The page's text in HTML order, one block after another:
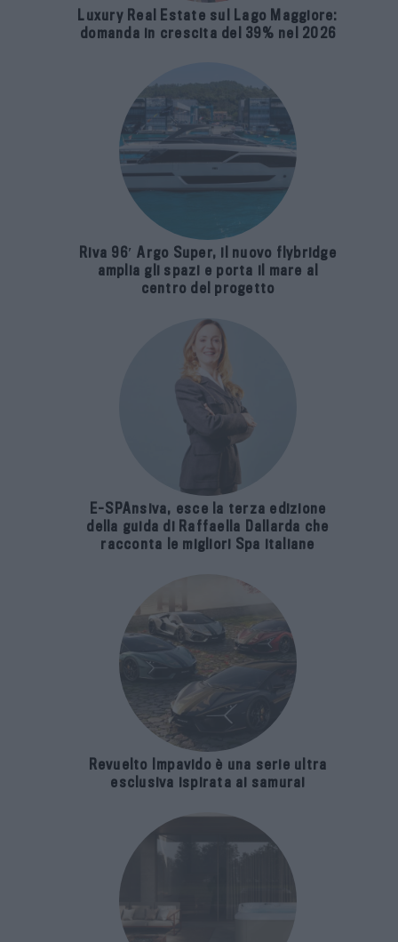
Luxury Real Estate sul Lago Maggiore:
domanda in crescita del 39% nel 2026
Riva 96′ Argo Super, il nuovo flybridge
amplia gli spazi e porta il mare al
centro del progetto
E-SPAnsiva, esce la terza edizione
della guida di Raffaella Dallarda che
racconta le migliori Spa italiane
Revuelto Impavido è una serie ultra
esclusiva ispirata ai samurai